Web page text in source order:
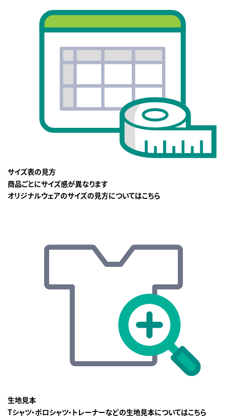
サイズ表の見方
商品ごとにサイズ感が異なります
オリジナルウェアのサイズの見方についてはこちら
生地見本
Tシャツ・ポロシャツ・トレーナーなどの生地見本についてはこちら